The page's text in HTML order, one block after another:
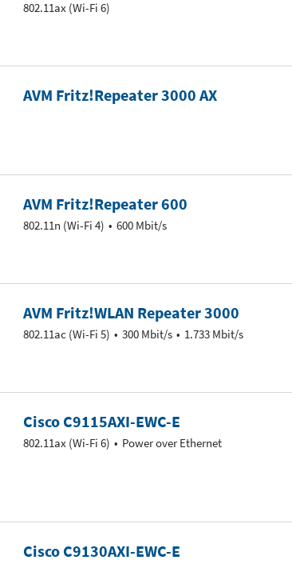
802.11ax (Wi-Fi 6)
AVM Fritz!Repeater 3000 AX
AVM Fritz!Repeater 600
802.11n (Wi-Fi 4) 600 Mbit/s
AVM Fritz!WLAN Repeater 3000
802.11ac (Wi-Fi 5) 300 Mbit/s 1.733 Mbit/s
Cisco C9115AXI-EWC-E
802.11ax (Wi-Fi 6) Power over Ethernet
Cisco C9130AXI-EWC-E